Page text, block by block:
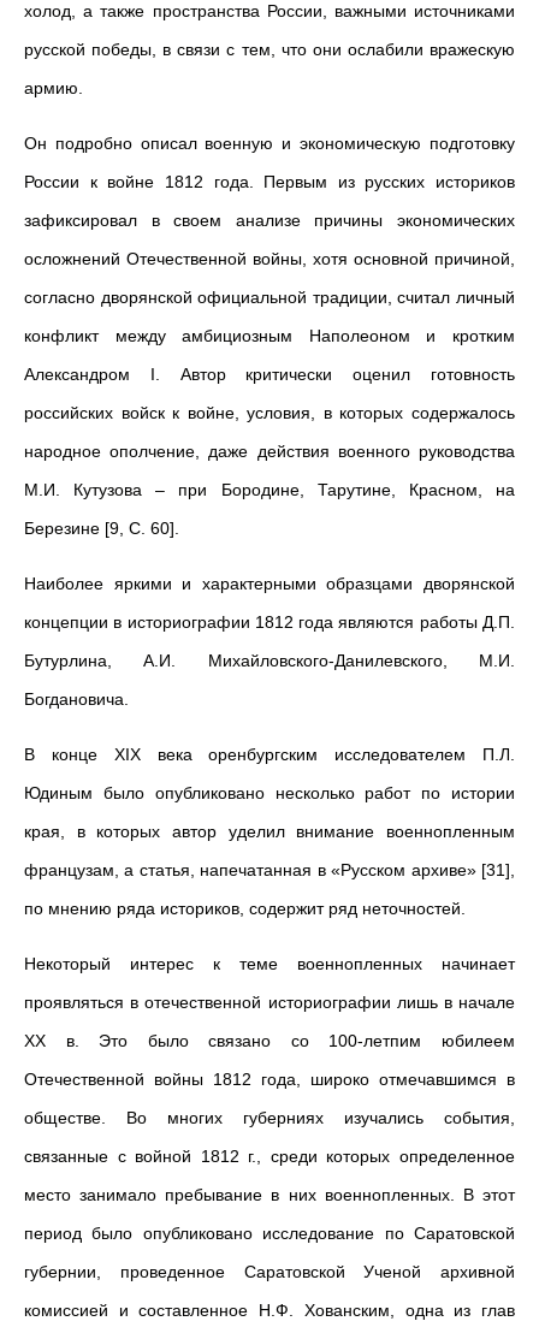
холод, а также пространства России, важными источниками
русской победы, в связи с тем, что они ослабили вражескую
армию.
Он подробно описал военную и экономическую подготовку
России к войне 1812 года. Первым из русских историков
зафиксировал в своем анализе причины экономических
осложнений Отечественной войны, хотя основной причиной,
согласно дворянской официальной традиции, считал личный
конфликт между амбициозным Наполеоном и кротким
Александром I. Автор критически оценил готовность
российских войск к войне, условия, в которых содержалось
народное ополчение, даже действия военного руководства
М.И. Кутузова – при Бородине, Тарутине, Красном, на
Березине [9, С. 60].
Наиболее яркими и характерными образцами дворянской
концепции в историографии 1812 года являются работы Д.П.
Бутурлина, А.И. Михайловского-Данилевского, М.И.
Богдановича.
В конце XIX века оренбургским исследователем П.Л.
Юдиным было опубликовано несколько работ по истории
края, в которых автор уделил внимание военнопленным
французам, а статья, напечатанная в «Русском архиве» [31],
по мнению ряда историков, содержит ряд неточностей.
Некоторый интерес к теме военнопленных начинает
проявляться в отечественной историографии лишь в начале
XX в. Это было связано со 100-летпим юбилеем
Отечественной войны 1812 года, широко отмечавшимся в
обществе. Во многих губерниях изучались события,
связанные с войной 1812 г., среди которых определенное
место занимало пребывание в них военнопленных. В этот
период было опубликовано исследование по Саратовской
губернии, проведенное Саратовской Ученой архивной
комиссией и составленное Н.Ф. Хованским, одна из глав